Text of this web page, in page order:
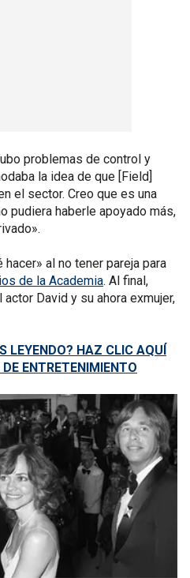
problemas de control y
la idea de que [Field]
el sector. Creo que es una
pudiera haberle apoyado más,
al no tener pareja para
de la Academia. Al final,
David y su ahora exmujer,
LEYENDO? HAZ CLIC AQUÍ
ENTRETENIMIENTO